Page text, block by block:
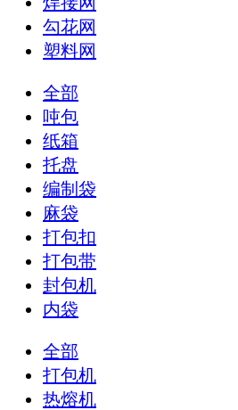
勾花网
塑料网
全部
吨包
纸箱
托盘
编制袋
麻袋
打包扣
打包带
封包机
内袋
全部
打包机
热熔机